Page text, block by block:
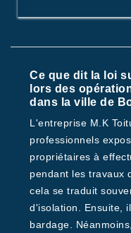
Ce que dit la loi
lors des
dans la ville de
L'entreprise M.K
professionnels
propriétaires à
pendant les travaux
cela se traduit
d'isolation. Ensuite,
bardage.